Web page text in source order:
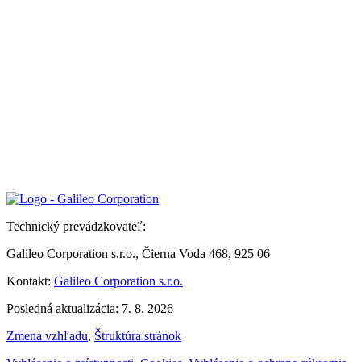
Technický prevádzkovateľ:
Galileo Corporation s.r.o., Čierna Voda 468, 925 06
Kontakt: Galileo Corporation s.r.o.
Posledná aktualizácia: 7. 8. 2026
Zmena vzhľadu, Štruktúra stránok